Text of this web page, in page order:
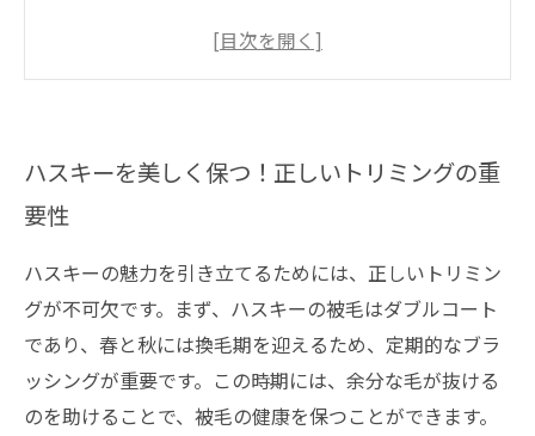
ハスキーのためのトリミング技術：基本から学
するトリミング
初心者でも安心！ハスキーのトリミング手順ガ
イド
愛犬との信頼関係を深めるトリミングのコツと
は？
ハスキーを美しく保つ！正しいトリミングの重
要性
ハスキーの魅力を引き立てるためには、正しいトリミン
グが不可欠です。まず、ハスキーの被毛はダブルコート
であり、春と秋には換毛期を迎えるため、定期的なブラ
ッシングが重要です。この時期には、余分な毛が抜ける
のを助けることで、被毛の健康を保つことができます。